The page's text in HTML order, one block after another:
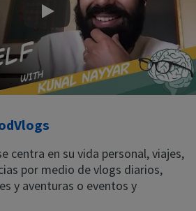
Play
centra en su vida personal, viajes,
por medio de vlogs diarios,
y aventuras o eventos y